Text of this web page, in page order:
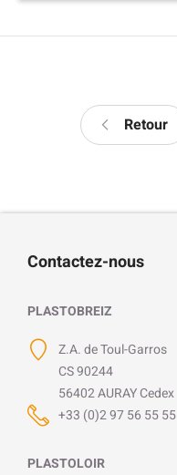
Retour
Contactez-nous
PLASTOBREIZ
Z.A. de Toul-Garros
CS 90244
56402 AURAY Cedex
+33 (0)2 97 56 55 55
PLASTOLOIR